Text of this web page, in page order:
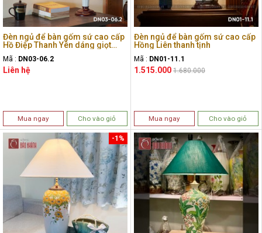
Đèn ngủ để bàn gốm sứ cao cấp
Hồ Điệp Thanh Yên dáng giọt
Mã : DN03-06.2
Liên hệ
Mua ngay Cho vào giỏ
Đèn ngủ để bàn gốm sứ cao cấp
Hồng Liên thanh tịnh
Mã : DN01-11.1
1.515.000 1.680.000
Mua ngay Cho vào giỏ
-1%